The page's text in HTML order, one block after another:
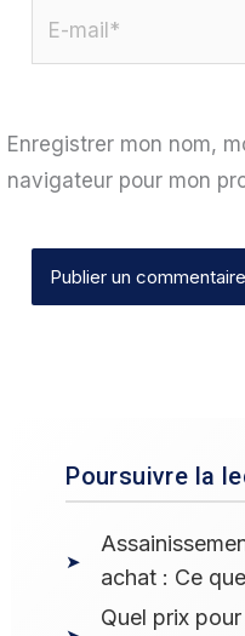
Enregistrer mon nom,
navigateur pour mon
Poursuivre la
achat : Ce
Quel prix